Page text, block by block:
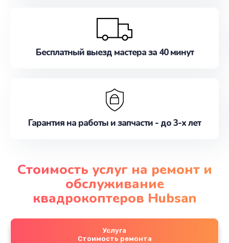
Бесплатный выезд мастера за 40 минут
Гарантия на работы и запчасти - до 3-х лет
Стоимость услуг на ремонт и
обслуживание
квадрокоптеров Hubsan
Услуга
Стоимость ремонта